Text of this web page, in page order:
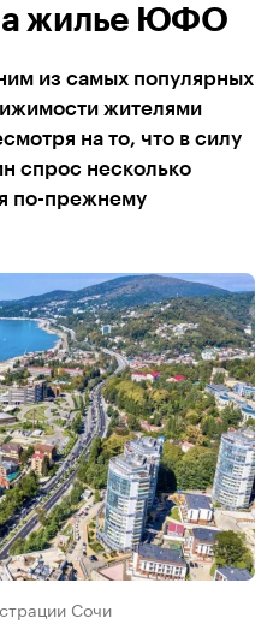
жилье ЮФО
из самых популярных
жителями
на то, что в силу
спрос несколько
по-прежнему
Сочи